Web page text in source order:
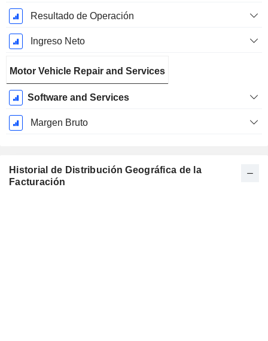
Resultado de Operación
Ingreso Neto
Motor Vehicle Repair and Services
Software and Services
Margen Bruto
Historial de Distribución Geográfica de la
Facturación